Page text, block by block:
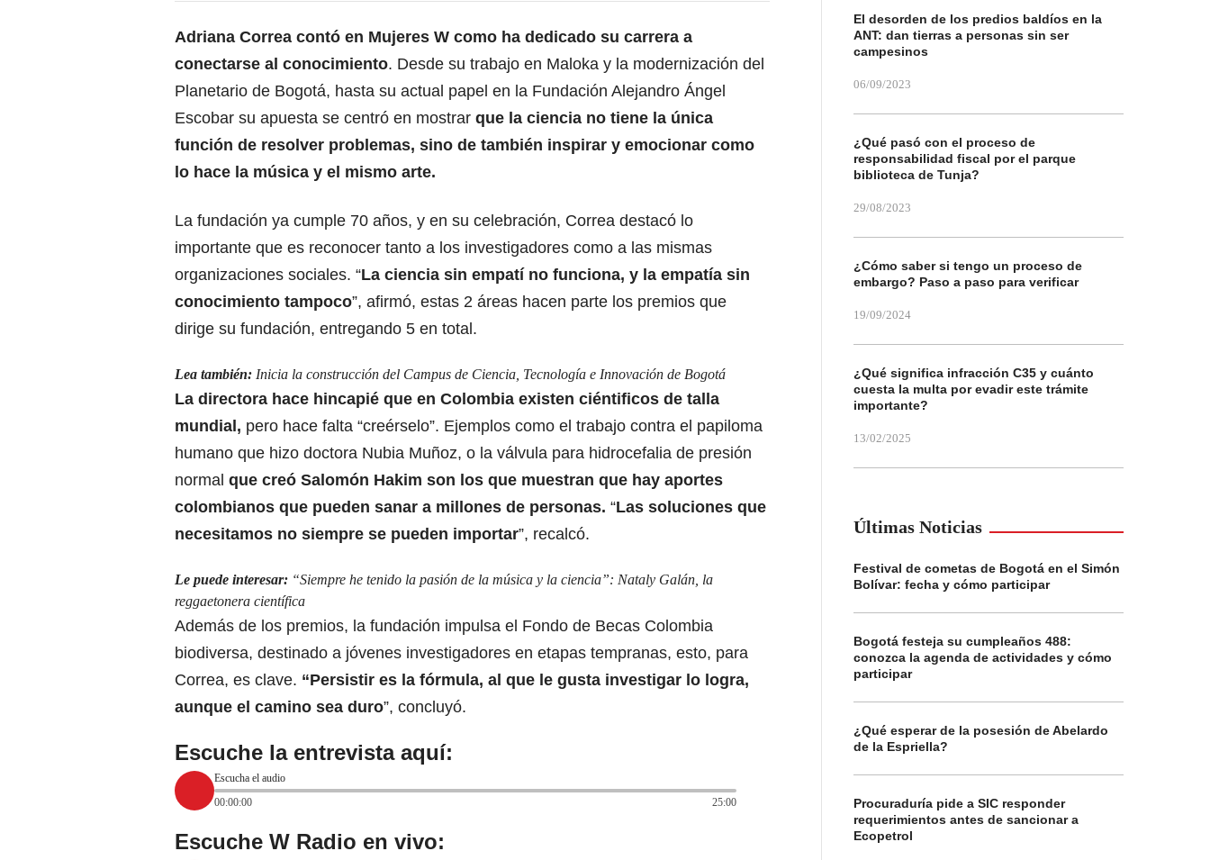
Adriana Correa contó en Mujeres W como ha dedicado su carrera a
conectarse al conocimiento. Desde su trabajo en Maloka y la modernización del
Planetario de Bogotá, hasta su actual papel en la Fundación Alejandro Ángel
Escobar su apuesta se centró en mostrar que la ciencia no tiene la única
función de resolver problemas, sino de también inspirar y emocionar como
lo hace la música y el mismo arte.
La fundación ya cumple 70 años, y en su celebración, Correa destacó lo
importante que es reconocer tanto a los investigadores como a las mismas
organizaciones sociales. “La ciencia sin empatí no funciona, y la empatía sin
conocimiento tampoco”, afirmó, estas 2 áreas hacen parte los premios que
dirige su fundación, entregando 5 en total.
Lea también: Inicia la construcción del Campus de Ciencia, Tecnología e Innovación de Bogotá
La directora hace hincapié que en Colombia existen ciéntificos de talla
mundial, pero hace falta “creérselo”. Ejemplos como el trabajo contra el papiloma
humano que hizo doctora Nubia Muñoz, o la válvula para hidrocefalia de presión
normal que creó Salomón Hakim son los que muestran que hay aportes
colombianos que pueden sanar a millones de personas. “Las soluciones que
necesitamos no siempre se pueden importar”, recalcó.
Le puede interesar: “Siempre he tenido la pasión de la música y la ciencia”: Nataly Galán, la
reggaetonera científica
Además de los premios, la fundación impulsa el Fondo de Becas Colombia
biodiversa, destinado a jóvenes investigadores en etapas tempranas, esto, para
Correa, es clave. “Persistir es la fórmula, al que le gusta investigar lo logra,
aunque el camino sea duro”, concluyó.
Escuche la entrevista aquí:
Escucha el audio
00:00:00
25:00
Escuche W Radio en vivo:
El desorden de los predios baldíos en la
ANT: dan tierras a personas sin ser
campesinos
06/09/2023
¿Qué pasó con el proceso de
responsabilidad fiscal por el parque
biblioteca de Tunja?
29/08/2023
¿Cómo saber si tengo un proceso de
embargo? Paso a paso para verificar
19/09/2024
¿Qué significa infracción C35 y cuánto
cuesta la multa por evadir este trámite
importante?
13/02/2025
Últimas Noticias
Festival de cometas de Bogotá en el Simón
Bolívar: fecha y cómo participar
Bogotá festeja su cumpleaños 488:
conozca la agenda de actividades y cómo
participar
¿Qué esperar de la posesión de Abelardo
de la Espriella?
Procuraduría pide a SIC responder
requerimientos antes de sancionar a
Ecopetrol